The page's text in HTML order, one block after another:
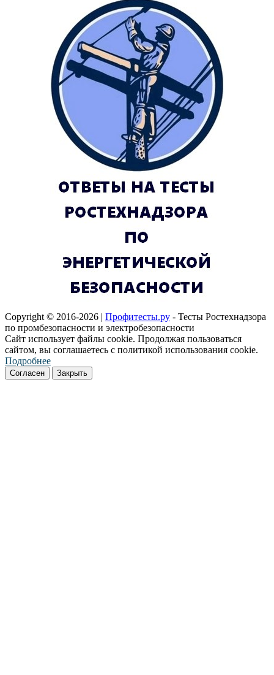
Copyright © 2016-2026 | Профитесты.ру - Тесты Ростехнадзора
по промбезопасности и электробезопасности
Сайт использует файлы cookie. Продолжая пользоваться
сайтом, вы соглашаетесь с политикой использования cookie.
Подробнее
Согласен Закрыть